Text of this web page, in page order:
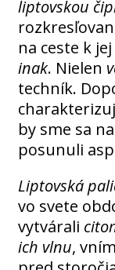
liptovskou
na ceste k
inak. Nielen
techník.
by sme sa
posunuli
Liptovská
vo svete
vytvárali
ich vlnu,